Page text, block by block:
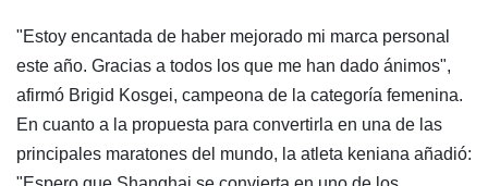
"Estoy encantada de haber mejorado mi marca personal
este año. Gracias a todos los que me han dado ánimos",
afirmó Brigid Kosgei, campeona de la categoría femenina.
En cuanto a la propuesta para convertirla en una de las
principales maratones del mundo, la atleta keniana añadió: